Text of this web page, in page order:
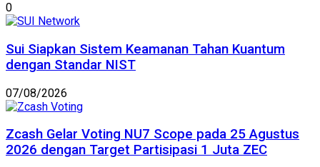
0
Sui Siapkan Sistem Keamanan Tahan Kuantum
dengan Standar NIST
07/08/2026
Zcash Gelar Voting NU7 Scope pada 25 Agustus
2026 dengan Target Partisipasi 1 Juta ZEC